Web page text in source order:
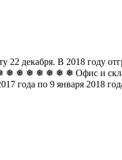
В 2018 году
❅ ❅ ❅ ❅ ❅ ❅ ❅ Офис и склад
года по 9 января 2018